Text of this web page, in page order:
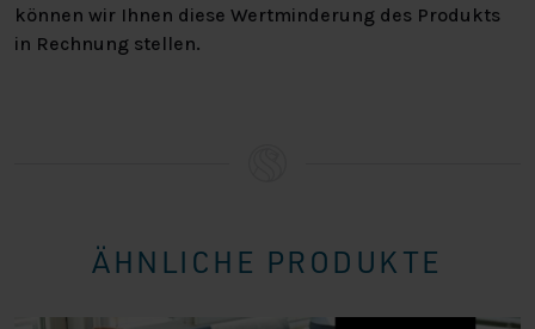
können wir Ihnen diese Wertminderung des Produkts
in Rechnung stellen.
ÄHNLICHE PRODUKTE